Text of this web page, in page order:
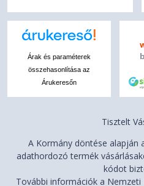
Árak és paraméterek
összehasonlítása az
Árukeresőn
Tisztelt
A Kormány döntése alapján
adathordozó termék
kódot
További információk a